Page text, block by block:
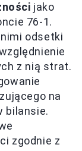
jako
76-1.
odsetki
z nią strat.
na
bilansie.
zgodnie z